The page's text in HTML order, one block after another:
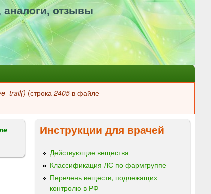
отзывы
(строка 2405 в файле
Инструкции для врачей
Действующие вещества
Классификация ЛС по фармгруппе
Перечень веществ, подлежащих
контролю в РФ